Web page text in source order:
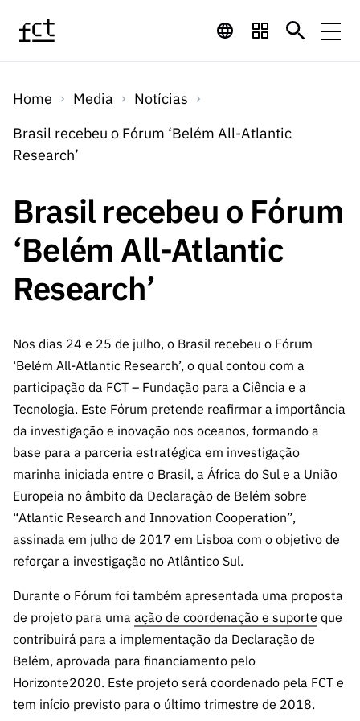
Financiamento
Programas de
Internacional
Prémios
LINKS
Computaç
ão
Emprego
Instituiçõ
es de I&D
Infraestru
turas
Outros
Apoios
Concursos
Concursos Previstos
Concursos Fechados
Calendário de
Concursos FCT 2026
LINKS
RÁPIDOS
Bolsas
I&D
Instituiçõ
es I&D
Infraestru
turas
Prémios
Outros
Apoios
Serviços
ServiçosServiços digitais:
Tecnologia para o
Arquivo, Documentação
e Informação
Acesso a dados
estatísticos para fins
científicos – Protocolo
INE/DGEEC/FCT
Balcão da Ciência
Media
MediaNotícias
Notas de Imprensa
Newsletter
Agenda
Publicações
Media e
Identidade
de Marca
Subscrever
Newsletter
Subscrever
Direct Mail
de
Concursos
de Ciência
Subscrever
Direct Mail
de
Concursos
Comunicado
SobreA FCT
Transparência
Estudos e Planeamento
Estratégico
Documentos de Gestão
Apoios Comunitários
Contactos
LINKS
RÁPIDOS
A FCT em
Acreditaç
ão e
Benefícios
Recrutam
Aquisição
de
Parcerias
Consultas
Home Media
Notícias
Brasil recebeu o Fórum ‘Belém All-Atlantic
Research’
Brasil recebeu o Fórum
‘Belém All-Atlantic
Research’
Nos dias 24 e 25 de julho, o Brasil recebeu o Fórum
‘Belém All-Atlantic Research’, o qual contou com a
participação da FCT – Fundação para a Ciência e a
Tecnologia. Este Fórum pretende reafirmar a importância
da investigação e inovação nos oceanos, formando a
base para a parceria estratégica em investigação
marinha iniciada entre o Brasil, a África do Sul e a União
Europeia no âmbito da Declaração de Belém sobre
“Atlantic Research and Innovation Cooperation”,
assinada em julho de 2017 em Lisboa com o objetivo de
reforçar a investigação no Atlântico Sul.
Durante o Fórum foi também apresentada uma proposta
de projeto para uma ação de coordenação e suporte que
contribuirá para a implementação da Declaração de
Belém, aprovada para financiamento pelo
Horizonte2020. Este projeto será coordenado pela FCT e
tem início previsto para o último trimestre de 2018.